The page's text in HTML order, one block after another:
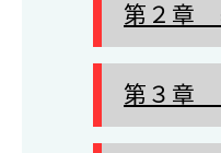
第２章
第３章